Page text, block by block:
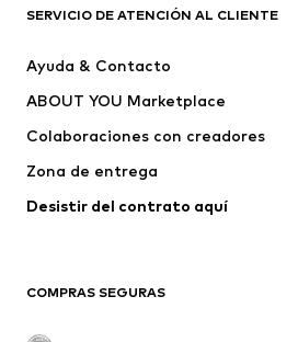
PUMA
Liewood
WE Fashion
SERVICIO DE ATENCIÓN AL CLIENTE
Ayuda & Contacto
ABOUT YOU Marketplace
Colaboraciones con creadores
Zona de entrega
Desistir del contrato aquí
COMPRAS SEGURAS